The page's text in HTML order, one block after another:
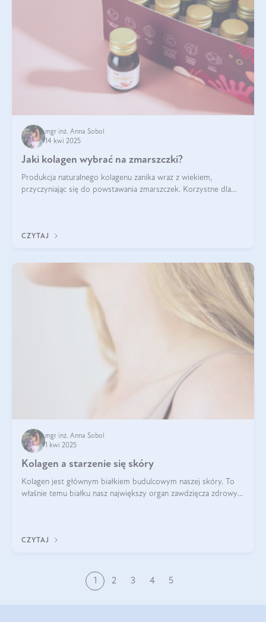
mgr inż. Anna Sobol
14 kwi 2025
Jaki kolagen wybrać na zmarszczki?
Produkcja naturalnego kolagenu zanika wraz z wiekiem,
przyczyniając się do powstawania zmarszczek. Korzystne dla
CZYTAJ
mgr inż. Anna Sobol
1 kwi 2025
Kolagen a starzenie się skóry
Kolagen jest głównym białkiem budulcowym naszej skóry. To
właśnie temu białku nasz największy organ zawdzięcza zdrowy
CZYTAJ
1 2 3 4 5